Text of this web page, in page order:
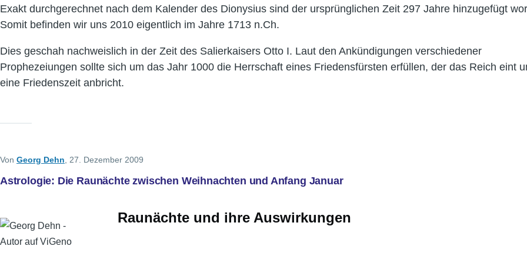
Exakt durchgerechnet nach dem Kalender des Dionysius sind der ursprünglichen Zeit 297 Jahre hinzugefügt
Somit befinden wir uns 2010 eigentlich im Jahre 1713 n.Ch.
Dies geschah nachweislich in der Zeit des Salierkaisers Otto I. Laut den Ankündigungen verschiedener
Prophezeiungen sollte sich um das Jahr 1000 die Herrschaft eines Friedensfürsten erfüllen, der das Reich eint
eine Friedenszeit anbricht.
Von Georg Dehn , 27. Dezember 2009
Astrologie: Die Raunächte zwischen Weihnachten und Anfang Januar
Raunächte und ihre Auswirkungen